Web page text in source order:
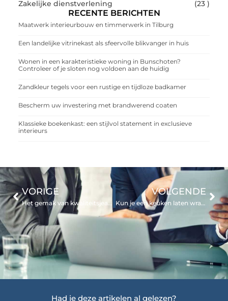
Zakelijke dienstverlening
(23 )
RECENTE BERICHTEN
Maatwerk interieurbouw en timmerwerk in Tilburg
Een landelijke vitrinekast als sfeervolle blikvanger in huis
Wonen in een karakteristieke woning in Bunschoten?
Controleer of je sloten nog voldoen aan de huidig
Zandkleur tegels voor een rustige en tijdloze badkamer
Bescherm uw investering met brandwerend coaten
Klassieke boekenkast: een stijlvol statement in exclusieve
interieurs
Had je deze artikelen al gelezen?
VORIGE
Het gemak van kwaliteitsjeans voor heren online bestellen via deze expert
VOLGENDE
Kun je een keuken laten wrappen in iedere stijl?